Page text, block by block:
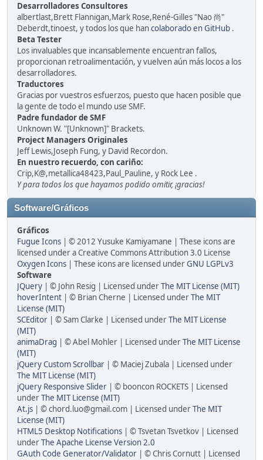
Desarrolladores Consultores
albertlast,Brett Flannigan,Mark Rose,René-Gilles "Nao 尚"
Deberdt,tinoest, y todos los que hancolaborado en GitHub .
Beta Tester
Los invaluables que incansablemente encuentran fallos,
proporcionan retroalimentación, y vuelven aún más locos a los
desarrolladores.
Traductores
Gracias por vuestros esfuerzos, puesto que hacen posible que
la gente de todo el mundo use SMF.
Padre fundador de SMF
Unknown W. "[Unknown]" Brackets.
Project Managers Originales
Jeff Lewis,Joseph Fung, y David Recordon.
En nuestro recuerdo, con cariño:
Crip,K@,metallica48423,Paul_Pauline, y Rock Lee .
Y para todos los que hayamos podido omitir, ¡gracias!
Software/Gráficos
Gráficos
Fugue Icons | © 2012 Yusuke Kamiyamane | These icons are
licensed under a Creative Commons Attribution 3.0 License
Oxygen Icons | These icons are licensed underGNU LGPLv3
Software
JQuery | © John Resig | Licensed underThe MIT License (MIT)
hoverIntent | © Brian Cherne | Licensed underThe MIT
License (MIT)
SCEditor | © Sam Clarke | Licensed underThe MIT License
(MIT)
animaDrag | © Abel Mohler | Licensed underThe MIT License
(MIT)
jQuery Custom Scrollbar | © Maciej Zubala | Licensed under
The MIT License (MIT)
jQuery Responsive Slider | © booncon ROCKETS | Licensed
underThe MIT License (MIT)
At.js | © chord.luo@gmail.com | Licensed underThe MIT
License (MIT)
HTML5 Desktop Notifications | © Tsvetan Tsvetkov | Licensed
underThe Apache License Version 2.0
GAuth Code Generator/Validator | © Chris Cornutt | Licensed